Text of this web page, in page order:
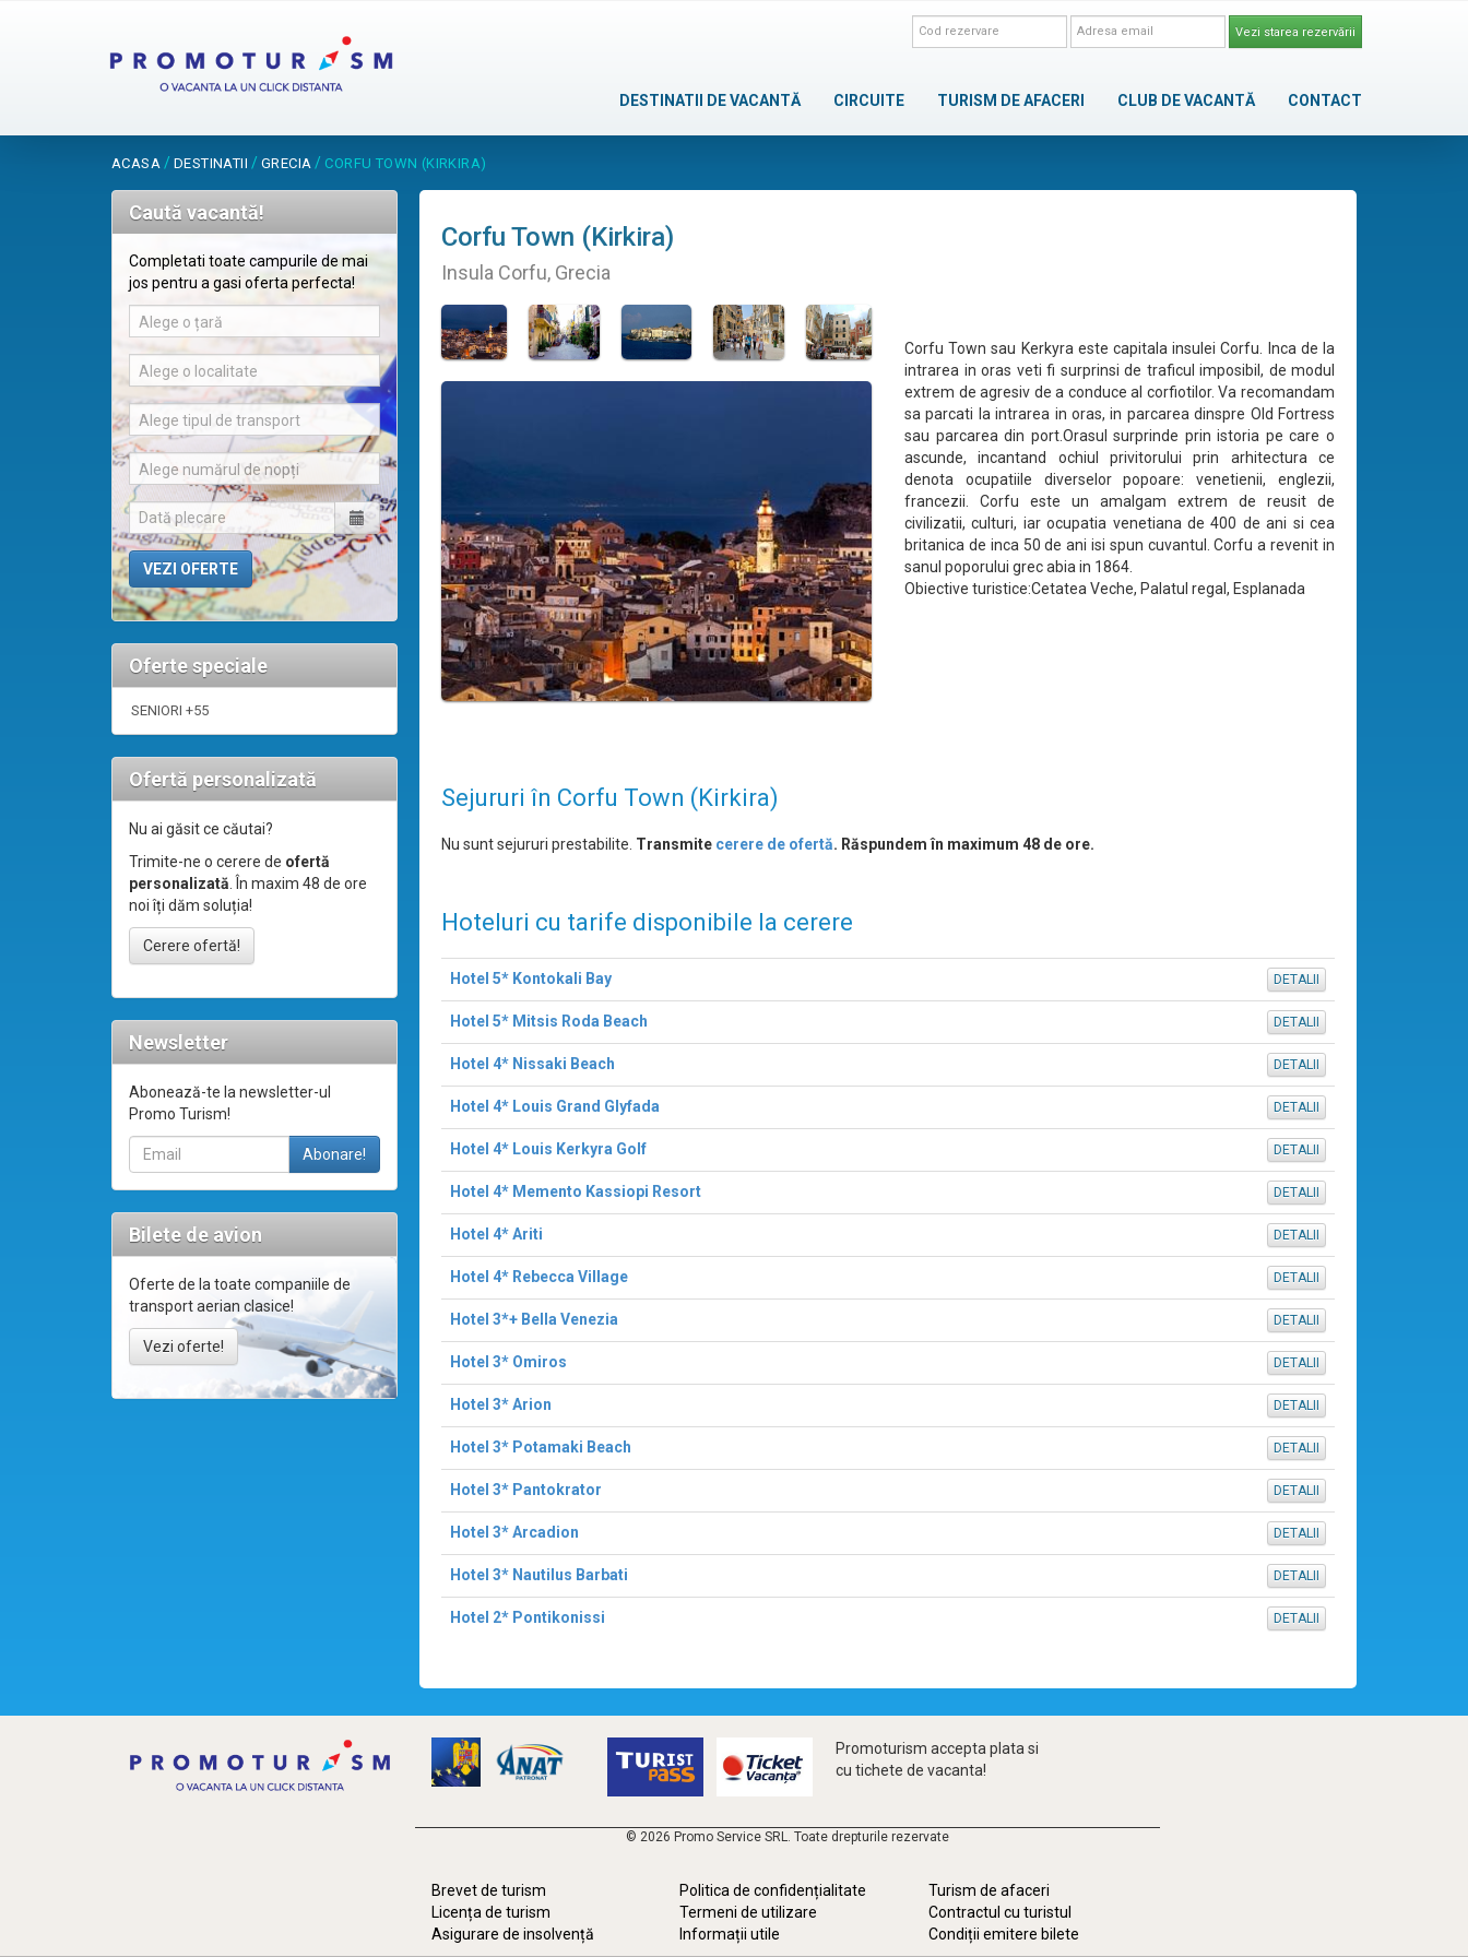
Vezi starea rezervării
DESTINATII DE VACANTĂ CIRCUITE TURISM DE AFACERI CLUB DE VACANTĂ CONTACT
ACASA / DESTINATII / GRECIA / CORFU TOWN (KIRKIRA)
Caută vacantă!
Completati toate campurile de mai
jos pentru a gasi oferta perfecta!
Alege o țară
Alege o localitate
Alege tipul de transport
Alege numărul de nopți
Oferte speciale
SENIORI +55
Ofertă personalizată
Nu ai găsit ce căutai?
Trimite-ne o cerere de ofertă
personalizată. În maxim 48 de ore
noi îți dăm soluția!
Cerere ofertă!
Newsletter
Abonează-te la newsletter-ul
Promo Turism!
Bilete de avion
Oferte de la toate companiile de
transport aerian clasice!
Vezi oferte!
Corfu Town (Kirkira)
Insula Corfu, Grecia
Corfu Town sau Kerkyra este capitala insulei Corfu. Inca de la
intrarea in oras veti fi surprinsi de traficul imposibil, de modul
extrem de agresiv de a conduce al corfiotilor. Va recomandam
sa parcati la intrarea in oras, in parcarea dinspre Old Fortress
sau parcarea din port.Orasul surprinde prin istoria pe care o
ascunde, incantand ochiul privitorului prin arhitectura ce
denota ocupatiile diverselor popoare: venetienii, englezii,
francezii. Corfu este un amalgam extrem de reusit de
civilizatii, culturi, iar ocupatia venetiana de 400 de ani si cea
britanica de inca 50 de ani isi spun cuvantul. Corfu a revenit in
sanul poporului grec abia in 1864.
Obiective turistice:Cetatea Veche, Palatul regal, Esplanada
Sejururi în Corfu Town (Kirkira)
Nu sunt sejururi prestabilite. Transmite cerere de ofertă. Răspundem în maximum 48 de ore.
Hoteluri cu tarife disponibile la cerere
Hotel 5* Kontokali Bay DETALII
Hotel 5* Mitsis Roda Beach DETALII
Hotel 4* Nissaki Beach DETALII
Hotel 4* Louis Grand Glyfada DETALII
Hotel 4* Louis Kerkyra Golf DETALII
Hotel 4* Memento Kassiopi Resort DETALII
Hotel 4* Ariti DETALII
Hotel 4* Rebecca Village DETALII
Hotel 3*+ Bella Venezia DETALII
Hotel 3* Omiros DETALII
Hotel 3* Arion DETALII
Hotel 3* Potamaki Beach DETALII
Hotel 3* Pantokrator DETALII
Hotel 3* Arcadion DETALII
Hotel 3* Nautilus Barbati DETALII
Hotel 2* Pontikonissi DETALII
Promoturism accepta plata si
cu tichete de vacanta!
© 2026 Promo Service SRL. Toate drepturile rezervate
Brevet de turism
Licența de turism
Asigurare de insolvență
Politica de confidențialitate
Termeni de utilizare
Informații utile
Turism de afaceri
Contractul cu turistul
Condiții emitere bilete